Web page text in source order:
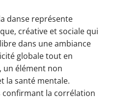
danse représente
créative et sociale qui
dans une ambiance
globale tout en
un élément non
la santé mentale.
confirmant la corrélation